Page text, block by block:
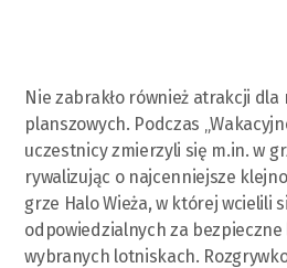
Nie zabrakło również atrakcji dla
planszowych. Podczas
uczestnicy zmierzyli się m.in. w
rywalizując o najcenniejsze
grze Halo Wieża, w której wcielili
odpowiedzialnych za
wybranych lotniskach.